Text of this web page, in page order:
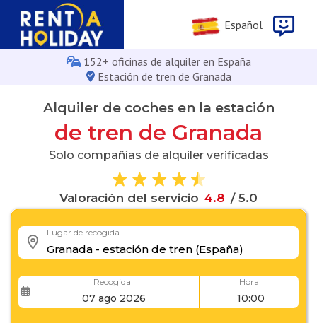
Español
152+ oficinas de alquiler en España
Estación de tren de Granada
Alquiler de coches en la estación
de tren de Granada
Solo compañías de alquiler verificadas
Valoración del servicio 4.8 / 5.0
Lugar de recogida
Recogida Hora